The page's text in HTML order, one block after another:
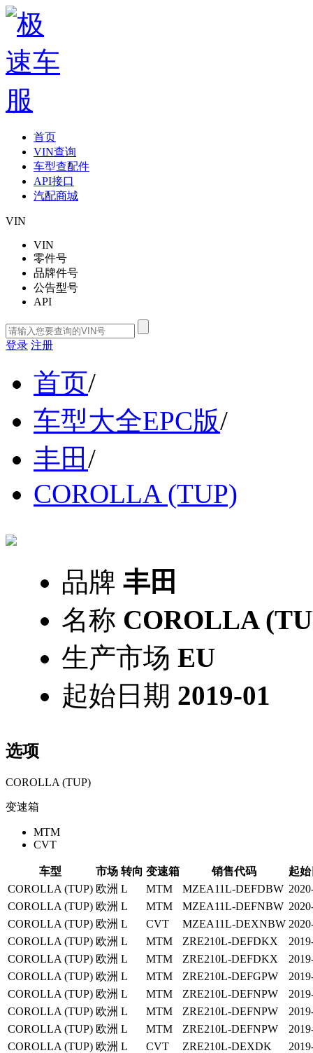
首页
VIN查询
车型查配件
API接口
汽配商城
VIN
VIN
零件号
品牌件号
公告型号
API
登录 注册
首页/
车型大全EPC版/
丰田 /
COROLLA (TUP)
品牌 丰田
名称 COROLLA
生产市场 EU
起始日期 2019-01
选项
COROLLA (TUP)
变速箱
MTM
CVT
车型 市场 转向 变速箱 销售代码
起
COROLLA (TUP) 欧洲 L MTM MZEA11L-DEFDBW
COROLLA (TUP) 欧洲 L MTM MZEA11L-DEFNBW
COROLLA (TUP) 欧洲 L CVT MZEA11L-DEXNBW
COROLLA (TUP) 欧洲 L MTM ZRE210L-DEFDKX
COROLLA (TUP) 欧洲 L MTM ZRE210L-DEFDKX
COROLLA (TUP) 欧洲 L MTM ZRE210L-DEFGPW
COROLLA (TUP) 欧洲 L MTM ZRE210L-DEFNPW
COROLLA (TUP) 欧洲 L MTM ZRE210L-DEFNPW
COROLLA (TUP) 欧洲 L MTM ZRE210L-DEFNPW
COROLLA (TUP) 欧洲 L CVT ZRE210L-DEXDK